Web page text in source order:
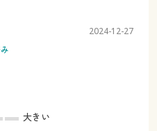
2024-12-27
大きい